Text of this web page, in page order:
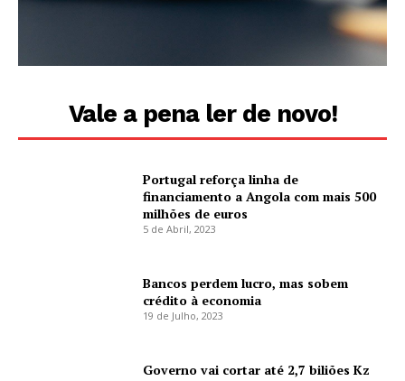
Vale a pena ler de novo!
Portugal reforça linha de
financiamento a Angola com mais 500
milhões de euros
5 de Abril, 2023
Bancos perdem lucro, mas sobem
crédito à economia
19 de Julho, 2023
Governo vai cortar até 2,7 biliões Kz